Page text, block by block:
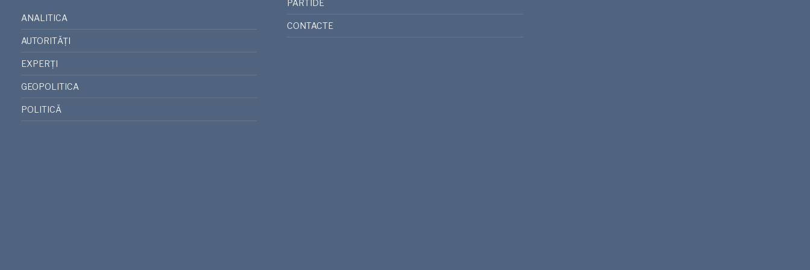
ANALITICA
AUTORITĂȚI
EXPERȚI
GEOPOLITICA
POLITICĂ
PARTIDE
CONTACTE